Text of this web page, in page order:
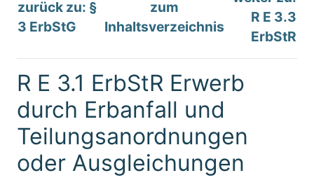
zurück zu: §
3 ErbStG
zum
Inhaltsverzeichnis
R E 3.3
ErbStR
R E 3.1 ErbStR Erwerb
durch Erbanfall und
Teilungsanordnungen
oder Ausgleichungen